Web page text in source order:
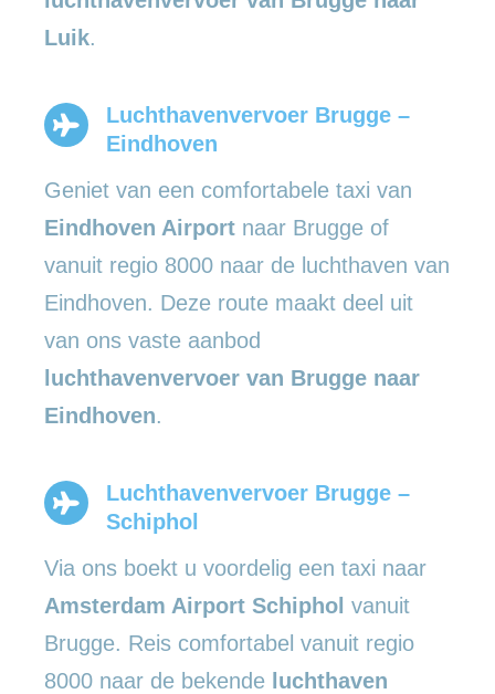
Luik.
Luchthavenvervoer Brugge –
Eindhoven
Geniet van een comfortabele taxi van
Eindhoven Airport naar Brugge of
vanuit regio 8000 naar de luchthaven van
Eindhoven. Deze route maakt deel uit
van ons vaste aanbod
luchthavenvervoer van Brugge naar
Eindhoven.
Luchthavenvervoer Brugge –
Schiphol
Via ons boekt u voordelig een taxi naar
Amsterdam Airport Schiphol vanuit
Brugge. Reis comfortabel vanuit regio
8000 naar de bekende luchthaven